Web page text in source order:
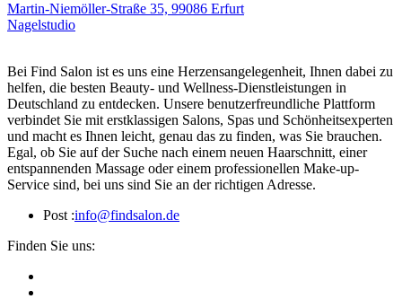
Martin-Niemöller-Straße 35, 99086 Erfurt
Nagelstudio
Bei Find Salon ist es uns eine Herzensangelegenheit, Ihnen dabei zu
helfen, die besten Beauty- und Wellness-Dienstleistungen in
Deutschland zu entdecken. Unsere benutzerfreundliche Plattform
verbindet Sie mit erstklassigen Salons, Spas und Schönheitsexperten
und macht es Ihnen leicht, genau das zu finden, was Sie brauchen.
Egal, ob Sie auf der Suche nach einem neuen Haarschnitt, einer
entspannenden Massage oder einem professionellen Make-up-
Service sind, bei uns sind Sie an der richtigen Adresse.
Post :info@findsalon.de
Finden Sie uns: